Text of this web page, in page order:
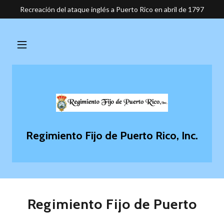
Recreación del ataque inglés a Puerto Rico en abril de 1797
Regimiento Fijo de Puerto Rico, Inc.
Regimiento Fijo de Puerto